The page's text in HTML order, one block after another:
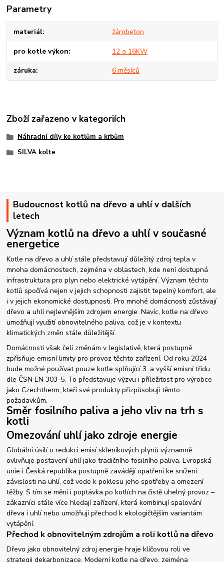
Parametry
materiál žárobeton
pro kotle výkon 12 a 16KW
záruka 6 měsíců
Zboží zařazeno v kategoriích
Náhradní díly ke kotlům a krbům
SILVA kolte
Budoucnost kotlů na dřevo a uhlí v dalších
letech
Význam kotlů na dřevo a uhlí v současné
energetice
Kotle na dřevo a uhlí stále představují důležitý zdroj tepla v
mnoha domácnostech, zejména v oblastech, kde není dostupná
infrastruktura pro plyn nebo elektrické vytápění. Význam těchto
kotlů spočívá nejen v jejich schopnosti zajistit tepelný komfort, ale
i v jejich ekonomické dostupnosti. Pro mnohé domácnosti zůstávají
dřevo a uhlí nejlevnějším zdrojem energie. Navíc, kotle na dřevo
umožňují využití obnovitelného paliva, což je v kontextu
klimatických změn stále důležitější.
Domácnosti však čelí změnám v legislativě, která postupně
zpřísňuje emisní limity pro provoz těchto zařízení. Od roku 2024
bude možné používat pouze kotle splňující 3. a vyšší emisní třídu
dle ČSN EN 303-5. To představuje výzvu i příležitost pro výrobce
jako Czechtherm, kteří své produkty přizpůsobují těmto
požadavkům.
Směr fosilního paliva a jeho vliv na trh s
kotli
Omezování uhlí jako zdroje energie
Globální úsilí o redukci emisí skleníkových plynů významně
ovlivňuje postavení uhlí jako tradičního fosilního paliva. Evropská
unie i Česká republika postupně zavádějí opatření ke snížení
závislosti na uhlí, což vede k poklesu jeho spotřeby a omezení
těžby. S tím se mění i poptávka po kotlích na čistě uhelný provoz –
zákazníci stále více hledají zařízení, která kombinují spalování
dřeva i uhlí nebo umožňují přechod k ekologičtějším variantám
vytápění.
Přechod k obnovitelným zdrojům a roli kotlů na dřevo
Dřevo jako obnovitelný zdroj energie hraje klíčovou roli ve
strategii dekarbonizace. Moderní kotle na dřevo, zejména